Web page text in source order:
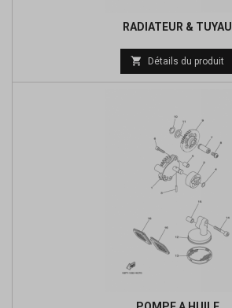
RADIATEUR & TUYAU
Prix
de
 Détails du produit